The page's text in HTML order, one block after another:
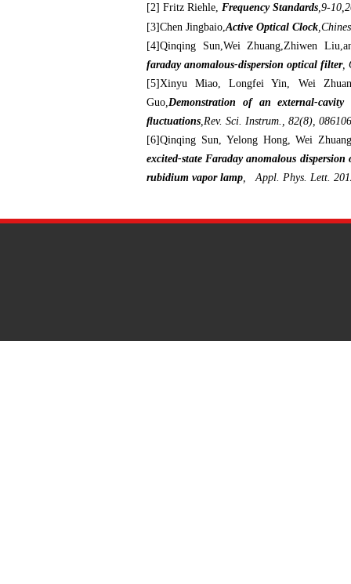
[2] Fritz Riehle, Frequency Standards ,9-
[3]Chen Jingbaio, Active Optical Clock
[4]Qinqing Sun,Wei Zhuang,Zhiwen
faraday anomalous-dispersion optical filter,
[5]Xinyu Miao, Longfei Yin, Wei
Guo Demonstration of an external-
ﬂuctuations ,Rev. Sci. Instrum., 82(8),
[6]Qinqing Sun, Yelong Hong, Wei
excited-state Faraday anomalous
rubidium vapor lamp
Appl . Phys. Lett.